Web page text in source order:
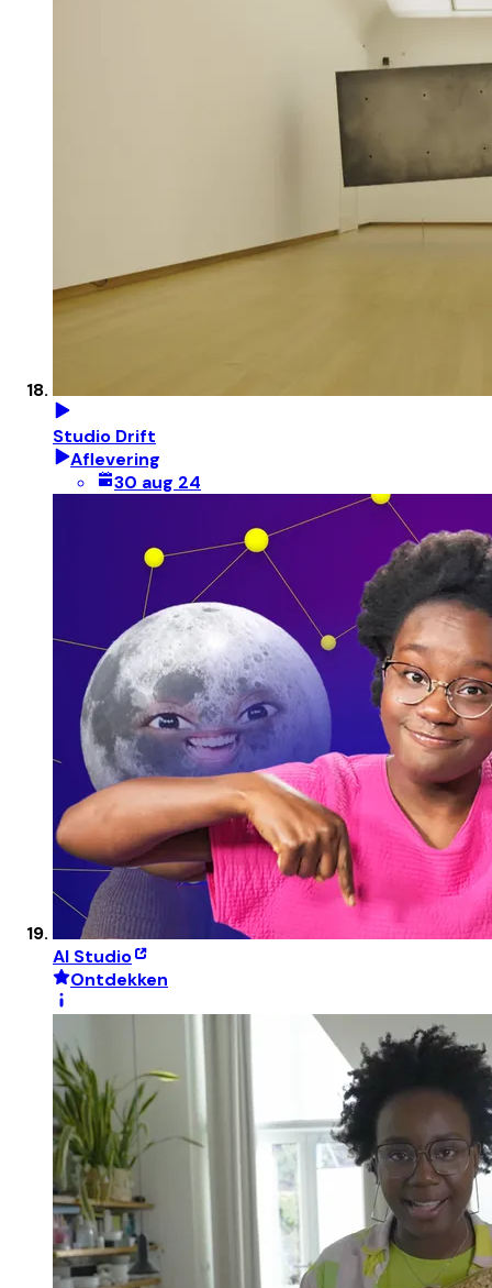
Studio Drift
Aflevering
30 aug 24
AI Studio
Ontdekken